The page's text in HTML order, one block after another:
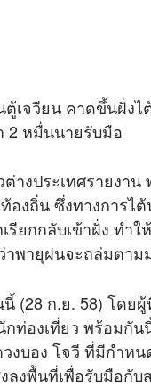
เจวียน คาดขึ้นฝั่งไ
2 หมื่นนายรับมือ
ต่างประเทศรายงา
ท้องถิ่น ซึ่งทางการ
รียกกลับเข้าฝั่ง ทำ
าพายุฝนจะถล่มตาม
(28 ก.ย. 58) โดย
ท่องเที่ยว พร้อมกัน
งบอง โจวี ที่มีกำห
ลงพื้นที่เพื่อรับมือกั